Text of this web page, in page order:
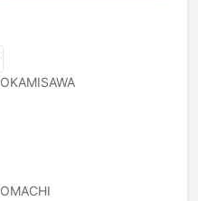
OKAMISAWA
OMACHI